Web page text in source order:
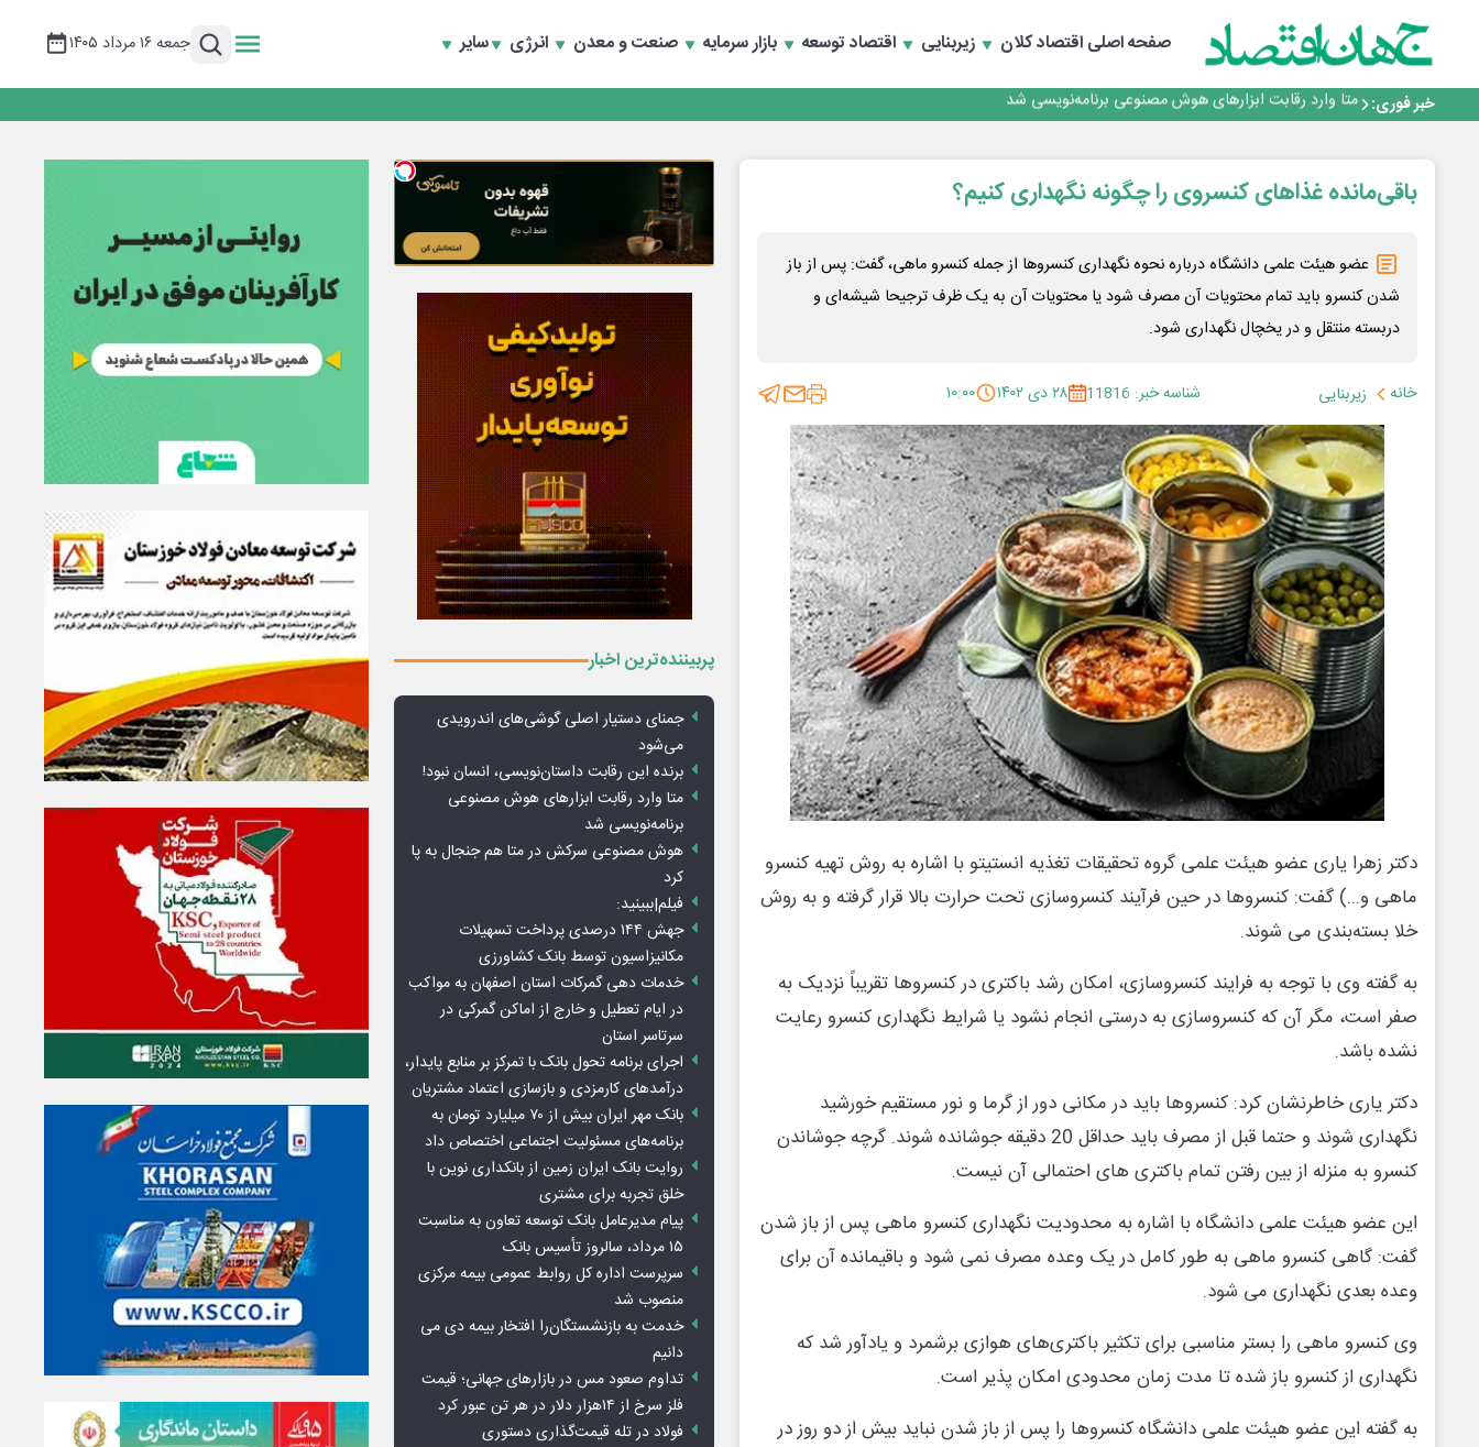
صفحه اصلیاقتصاد کلان زیربنایی اقتصاد توسعه بازار سرمایه صنعت و معدن انرژی سایر جمعه ۱۶ مرداد ۱۴۰۵
خبر فوری:
جمنای دستیار اصلی گوشی‌های اندرویدی می‌شود
برنده این رقابت داستان‌نویسی، انسان نبود!
هوش مصنوعی سرکش در متا هم جنجال به پا کرد
فیلم|ببینید:
جمنای دستیار اصلی گوشی‌های اندرویدی می‌شود
برنده این رقابت داستان‌نویسی، انسان نبود!
باقی‌مانده غذاهای کنسروی را چگونه نگهداری کنیم؟
عضو هیئت علمی دانشگاه درباره نحوه نگهداری کنسروها از جمله کنسرو ماهی، گفت: پس از باز
شدن کنسرو باید تمام محتویات آن مصرف شود یا محتویات آن به یک ظرف ترجیحا شیشه‌ای و
دربسته منتقل و در یخچال نگهداری شود.
خانه زیربنایی شناسه خبر: 11816 ۲۸ دی ۱۴۰۲ ۱۰:۰۰
دکتر زهرا یاری عضو هیئت علمی گروه تحقیقات تغذیه انستیتو با اشاره به روش تهیه کنسرو
ماهی و...) گفت: کنسروها در حین فرآیند کنسروسازی تحت حرارت بالا قرار گرفته و به روش
خلا بسته‌بندی می شوند.
به گفته وی با توجه به فرایند کنسروسازی، امکان رشد باکتری در کنسروها تقریباً نزدیک به
صفر است، مگر آن که کنسروسازی به درستی انجام نشود یا شرایط نگهداری کنسرو رعایت
نشده باشد.
دکتر یاری خاطرنشان کرد: کنسروها باید در مکانی دور از گرما و نور مستقیم خورشید
نگهداری شوند و حتما قبل از مصرف باید حداقل 20 دقیقه جوشانده شوند. گرچه جوشاندن
کنسرو به منزله از بین رفتن تمام باکتری های احتمالی آن نیست.
این عضو هیئت علمی دانشگاه با اشاره به محدودیت نگهداری کنسرو ماهی پس از باز شدن
گفت: گاهی کنسرو ماهی به طور کامل در یک وعده مصرف نمی شود و باقیمانده آن برای
وعده بعدی نگهداری می شود.
وی کنسرو ماهی را بستر مناسبی برای تکثیر باکتری‌های هوازی برشمرد و یادآور شد که
نگهداری از کنسرو باز شده تا مدت زمان محدودی امکان پذیر است.
به گفته این عضو هیئت علمی دانشگاه کنسروها را پس از باز شدن نباید بیش از دو روز در
پربیننده‌ترین اخبار
جمنای دستیار اصلی گوشی‌های اندرویدی
می‌شود
برنده این رقابت داستان‌نویسی، انسان نبود!
متا وارد رقابت ابزارهای هوش مصنوعی
برنامه‌نویسی شد
هوش مصنوعی سرکش در متا هم جنجال به پا
کرد
فیلم|ببینید:
جهش ۱۴۴ درصدی پرداخت تسهیلات
مکانیزاسیون توسط بانک کشاورزی
خدمات دهی گمرکات استان اصفهان به مواکب
در ایام تعطیل و خارج از اماکن گمرکی در
سرتاسر استان
اجرای برنامه تحول بانک با تمرکز بر منابع پایدار،
درآمدهای کارمزدی و بازسازی اعتماد مشتریان
بانک مهر ایران بیش از ۷۰ میلیارد تومان به
برنامه‌های مسئولیت اجتماعی اختصاص داد
روایت بانک ایران زمین از بانکداری نوین با
خلق تجربه برای مشتری
پیام مدیرعامل بانک توسعه تعاون به مناسبت
۱۵ مرداد، سالروز تأسیس بانک
سرپرست اداره کل روابط عمومی بیمه مرکزی
منصوب شد
خدمت به بازنشستگان‌را افتخار بیمه دی می
دانیم
تداوم صعود مس در بازارهای جهانی؛ قیمت
فلز سرخ از ۱۴هزار دلار در هر تن عبور کرد
فولاد در تله قیمت‌گذاری دستوری